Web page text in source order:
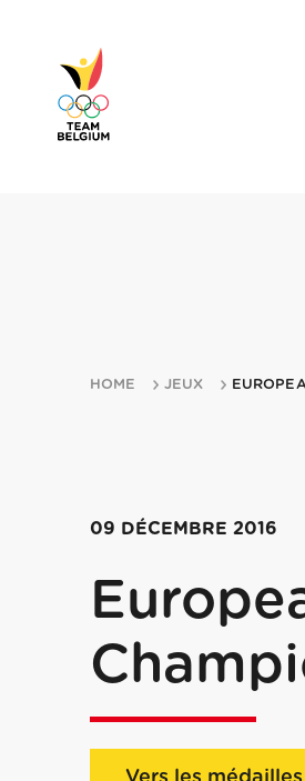
HOME JEUX
09 DÉCEMBRE 2016